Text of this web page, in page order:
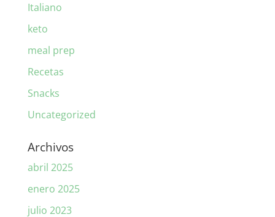
Italiano
keto
meal prep
Recetas
Snacks
Uncategorized
Archivos
abril 2025
enero 2025
julio 2023